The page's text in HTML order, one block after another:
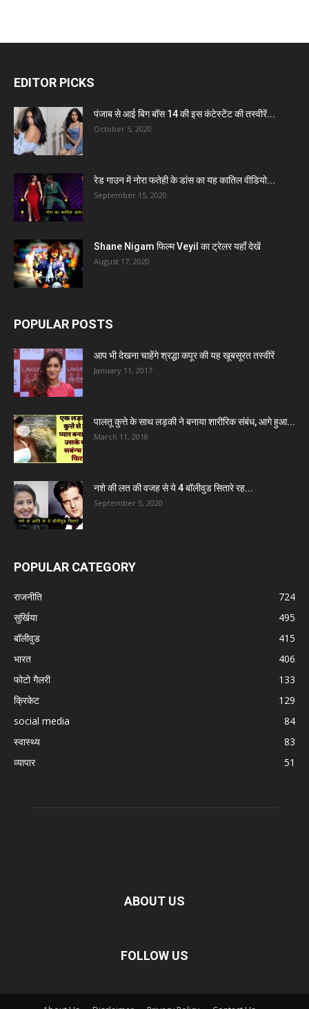
EDITOR PICKS
पंजाब से आई बिग बॉस 14 की इस कंटेस्टेंट की तस्वीरें...
October 5, 2020
रेड गाउन में नोरा फतेही के डांस का यह कातिल वीडियो...
September 15, 2020
Shane Nigam फिल्म Veyil का ट्रेलर यहाँ देखें
August 17, 2020
POPULAR POSTS
आप भी देखना चाहेंगे श्रद्धा कपूर की यह खूबसूरत तस्वीरें
January 11, 2017
पालतू कुत्ते के साथ लड़की ने बनाया शारीरिक संबंध, आगे हुआ...
March 11, 2018
नशे की लत की वजह से ये 4 बॉलीवुड सितारे रह...
September 5, 2020
POPULAR CATEGORY
राजनीति
724
सुर्खिया
495
बॉलीवुड
415
भारत
406
फोटो गैलरी
133
क्रिकेट
129
social media
84
स्वास्थ्य
83
व्यापार
51
ABOUT US
FOLLOW US